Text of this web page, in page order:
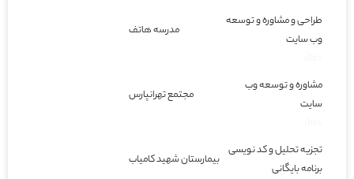
طراحی و مشاوره و توسعه
وب سایت
مدرسه هاتف
مشاوره و توسعه وب
سایت
مجتمع تهرانپارس
تجزیه تحلیل و کد نویسی
برنامه بایگانی
بیمارستان شهید کامیاب